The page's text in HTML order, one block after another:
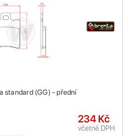
standard (GG) - přední
234 Kč
včetně DPH